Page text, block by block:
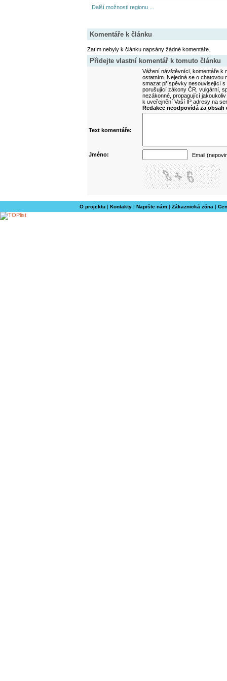
Další možnosti regionu ...
Komentáře k článku
Zatím nebyly k článku napsány žádné komentáře.
Přidejte vlastní komentář k tomuto článku
Vážení návštěvníci, komentáře k
ostatním. Nejedná se o
smazat příspěvky nesouvisející
porušující zákony ČR, vulgární,
nezákonné, propagující
k uveřejnění Vaší IP adresy na
Redakce neodpovídá za
Text komentáře:
Jméno: Email
O projektu| Kontakty| Napište nám| Zákaznická zóna |